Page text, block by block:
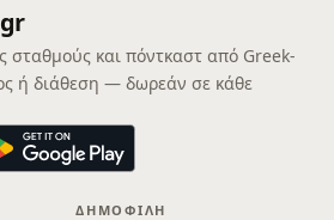
σταθμούς και πόντκαστ από Greek-
ή διάθεση — δωρεάν σε κάθε
ΔΗΜΟΦΙΛΉ